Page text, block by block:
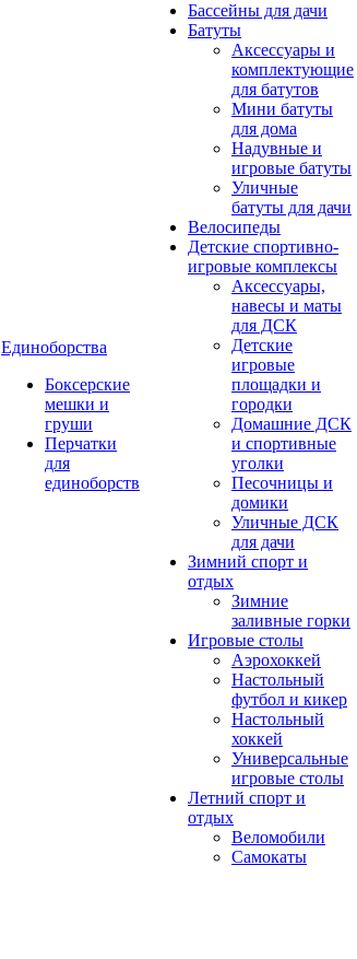
Единоборства
Боксерские
мешки и
груши
Перчатки
для
единоборств
Бассейны для дачи
Батуты
Аксессуары и
комплектующие
для батутов
Мини батуты
для дома
Надувные и
игровые батуты
Уличные
батуты для дачи
Велосипеды
Детские спортивно-
игровые комплексы
Аксессуары,
навесы и маты
для ДСК
Детские
игровые
площадки и
городки
Домашние ДСК
и спортивные
уголки
Песочницы и
домики
Уличные ДСК
для дачи
Зимний спорт и
отдых
Зимние
заливные горки
Игровые столы
Аэрохоккей
Настольный
футбол и кикер
Настольный
хоккей
Универсальные
игровые столы
Летний спорт и
отдых
Веломобили
Самокаты